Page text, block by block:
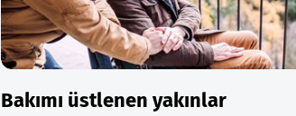
Bakımı üstlenen yakınlar